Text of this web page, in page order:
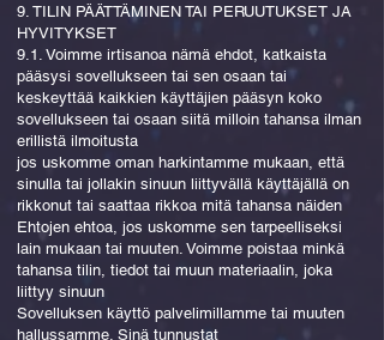
9. TILIN PÄÄTTÄMINEN TAI PERUUTUKSET JA
HYVITYKSET
9.1. Voimme irtisanoa nämä ehdot, katkaista
pääsysi sovellukseen tai sen osaan tai
keskeyttää kaikkien käyttäjien pääsyn koko
sovellukseen tai osaan siitä milloin tahansa ilman
erillistä ilmoitusta
jos uskomme oman harkintamme mukaan, että
sinulla tai jollakin sinuun liittyvällä käyttäjällä on
rikkonut tai saattaa rikkoa mitä tahansa näiden
Ehtojen ehtoa, jos uskomme sen tarpeelliseksi
lain mukaan tai muuten. Voimme poistaa minkä
tahansa tilin, tiedot tai muun materiaalin, joka
liittyy sinuun
Sovelluksen käyttö palvelimillamme tai muuten
hallussamme. Sinä tunnustat